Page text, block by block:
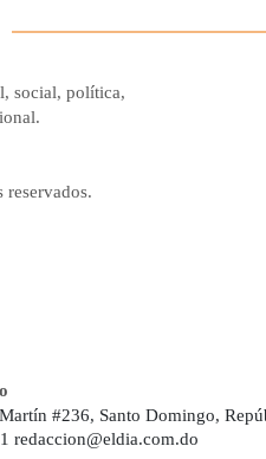
social, política,
#236, Santo Domingo,
redaccion@eldia.com.do